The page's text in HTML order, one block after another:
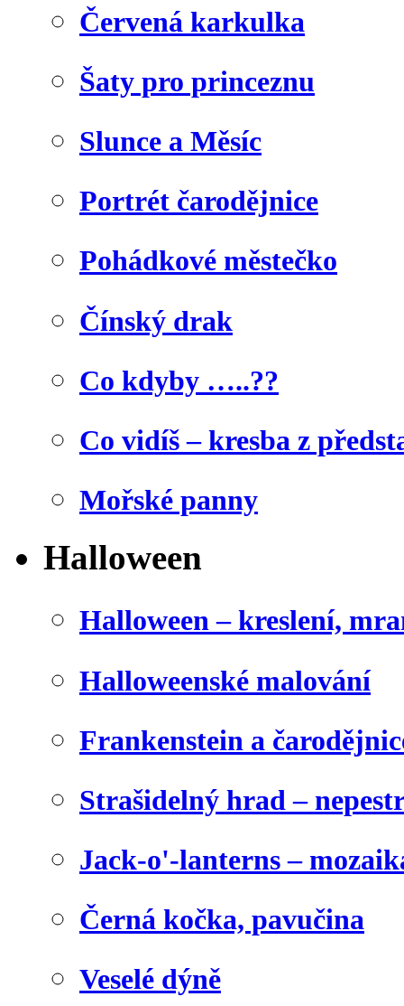
Červená karkulka
Šaty pro princeznu
Slunce a Měsíc
Portrét čarodějnice
Pohádkové městečko
Čínský drak
Co kdyby …..??
Co vidíš – kresba z
Mořské panny
Halloween
Halloween – kreslení,
Halloweenské malování
Frankenstein a
Strašidelný hrad –
Jack-o'-lanterns –
Černá kočka, pavučina
Veselé dýně